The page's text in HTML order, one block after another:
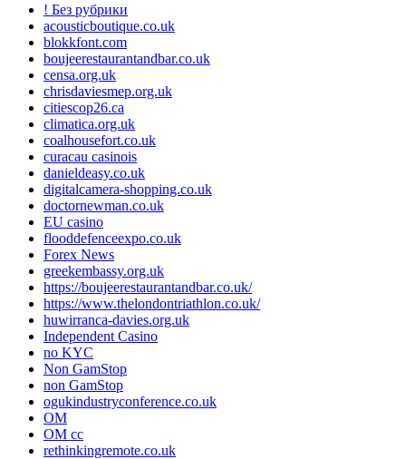
! Без рубрики
acousticboutique.co.uk
blokkfont.com
boujeerestaurantandbar.co.uk
censa.org.uk
chrisdaviesmep.org.uk
citiescop26.ca
climatica.org.uk
coalhousefort.co.uk
curacau casinois
danieldeasy.co.uk
digitalcamera-shopping.co.uk
doctornewman.co.uk
EU casino
flooddefenceexpo.co.uk
Forex News
greekembassy.org.uk
https://boujeerestaurantandbar.co.uk/
https://www.thelondontriathlon.co.uk/
huwirranca-davies.org.uk
Independent Casino
no KYC
Non GamStop
non GamStop
ogukindustryconference.co.uk
OM
OM cc
rethinkingremote.co.uk